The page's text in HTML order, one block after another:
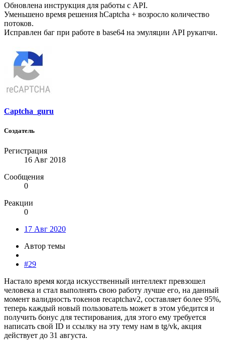
Обновлена инструкция для работы с API.
Уменьшено время решения hCaptcha + возросло количество
потоков.
Исправлен баг при работе в base64 на эмуляции API рукапчи.
Captcha_guru
Создатель
Регистрация
16 Авг 2018
Сообщения
0
Реакции
0
17 Авг 2020
Автор темы
#29
Настало время когда искусственный интеллект превзошел
человека и стал выполнять свою работу лучше его, на данный
момент валидность токенов recaptchav2, составляет более 95%,
теперь каждый новый пользователь может в этом убедится и
получить бонус для тестирования, для этого ему требуется
написать свой ID и ссылку на эту тему нам в tg/vk, акция
действует до 31 августа.